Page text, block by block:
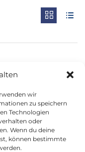
wir
zu speichern
Technologien
oder
Wenn du deine
können bestimmte
on your filter
keywords